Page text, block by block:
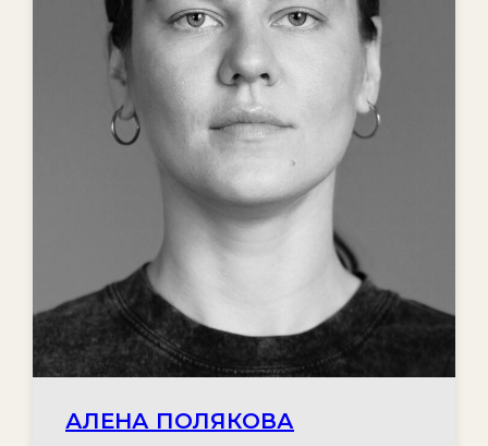
АЛЕНА ПОЛЯКОВА